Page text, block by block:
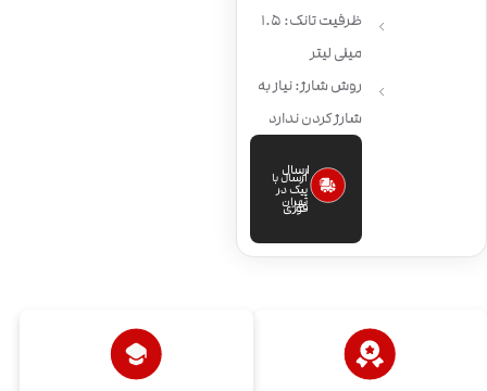
ظرفیت تانک: 1.5
میلی لیتر
روش شارژ: نیاز به
شارژ کردن ندارد
ارسال
فوری
ارسال با
پیک در
تهران